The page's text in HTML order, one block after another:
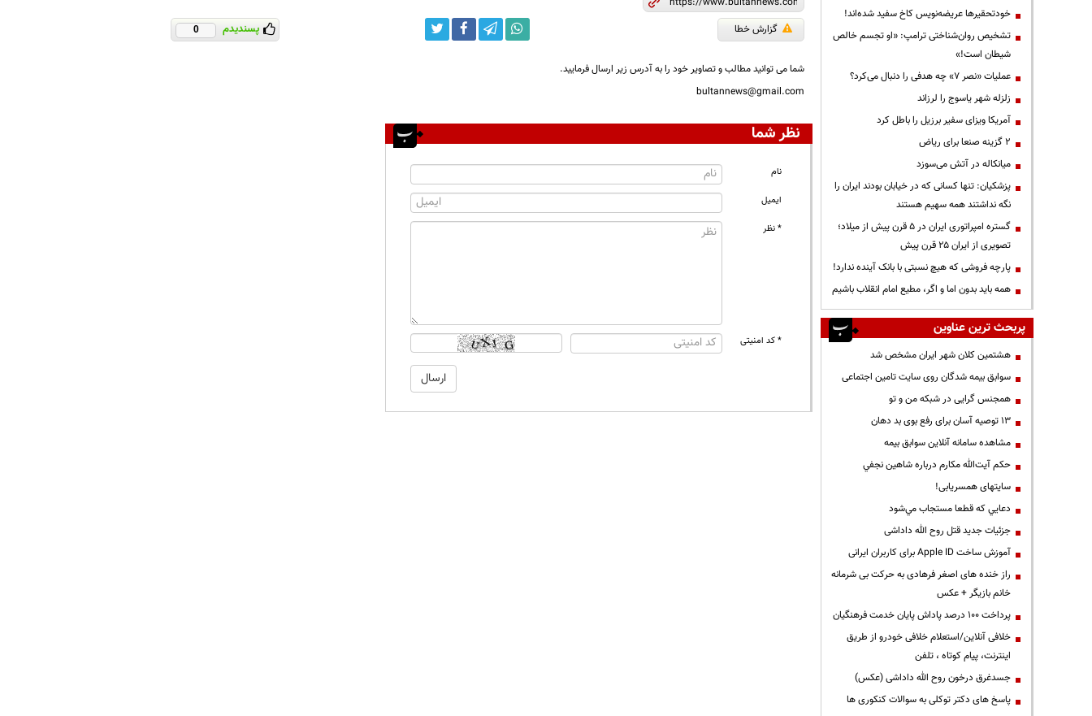
گزارش خطا پسندیدم 0
شما می توانید مطالب و تصاویر خود را به آدرس زیر ارسال فرمایید.
bultannews@gmail.com
نظر شما
نام
ایمیل
* نظر
* کد امنیتی
خودتحقیرها عریضه‌نویس کاخ سفید شده‌اند!
تشخیص روان‌شناختی ترامپ: «او تجسم خالص
شیطان است!»
عملیات «نصر ۷» چه هدفی را دنبال می‌کرد؟
زلزله شهر یاسوج را لرزاند
آمریکا ویزای سفیر برزیل را باطل کرد
۲ گزینه صنعا برای ریاض
میانکاله در آتش می‌سوزد
پزشکیان: تنها کسانی که در خیابان بودند ایران را
نگه نداشتند همه سهیم هستند
گستره امپراتوری ایران در ۵ قرن پیش از میلاد؛
تصویری از ایران ۲۵ قرن پیش
پارچه فروشی که هیچ نسبتی با بانک آینده ندارد!
همه باید بدون اما و اگر، مطیع امام انقلاب باشیم
پربحث ترین عناوین
هشتمین کلان شهر ایران مشخص شد
سوابق بیمه شدگان روی سایت تامین اجتماعی
همجنس گرایی در شبکه من و تو
13 توصیه آسان برای رفع بوی بد دهان
مشاهده سامانه آنلاين سوابق بیمه
حكم آيت‌الله مكارم درباره شاهين نجفي
سایتهای همسریابی!
دعايي كه قطعا مستجاب مي‌شود
جزئیات جدید قتل روح الله داداشی
آموزش ساخت Apple ID برای کاربران ایرانی
راز خنده های اصغر فرهادی به حرکت بی شرمانه
خانم بازیگر + عکس
پرداخت ۱۰۰ درصد پاداش پایان خدمت فرهنگیان
خلافی آنلاین/استعلام خلافی خودرو از طریق
اینترنت، پیام کوتاه ، تلفن
جسدغرق درخون روح الله داداشی (عکس)
پاسخ های دکتر توکلی به سوالات کنکوری ها